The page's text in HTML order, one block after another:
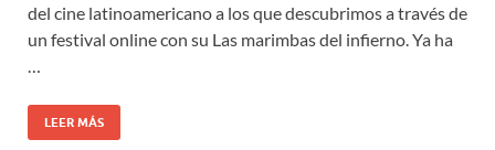
del cine latinoamericano a los que descubrimos a través de
un festival online con su Las marimbas del infierno. Ya ha
…
LEER MÁS